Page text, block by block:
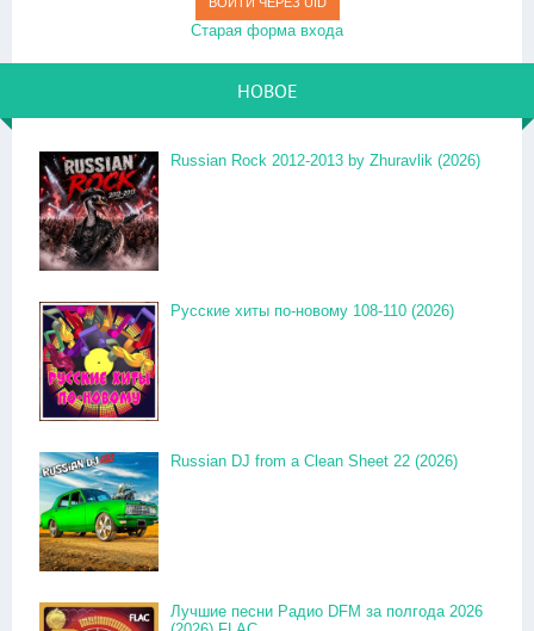
Старая форма входа
НОВОЕ
Russian Rock 2012-2013 by Zhuravlik (2026)
Русские хиты по-новому 108-110 (2026)
Russian DJ from a Clean Sheet 22 (2026)
Лучшие песни Радио DFM за полгода 2026